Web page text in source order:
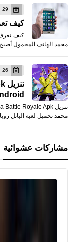
29 يوليو 2021
كيف
كيف
محمد الهاتف المحمول أصبح
26 نوفمبر 2022
محمد تحميل لعبة الباتل
مشاركات عشوائية